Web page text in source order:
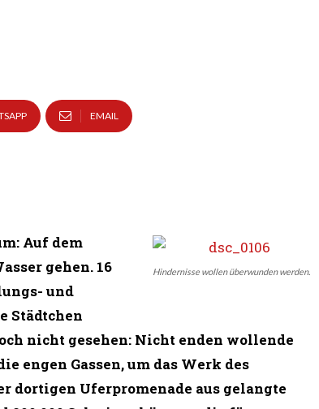
EMAIL
Hindernisse wollen überwunden werden.
Auf dem
gehen. 16
und
Städtchen
nicht gesehen: Nicht enden wollende
engen Gassen, um das Werk des
dortigen Uferpromenade aus gelangte